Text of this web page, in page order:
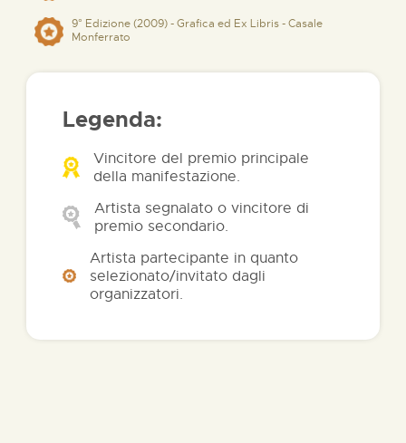
9° Edizione (2009) - Grafica ed Ex Libris - Casale
Monferrato
Legenda:
Vincitore del premio principale
della manifestazione.
Artista segnalato o vincitore di
premio secondario.
Artista partecipante in quanto
selezionato/invitato dagli
organizzatori.